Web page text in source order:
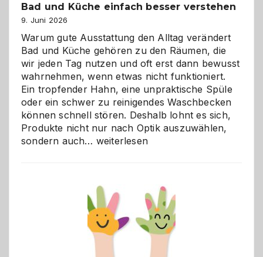
Bad und Küche einfach besser verstehen
9. Juni 2026
Warum gute Ausstattung den Alltag verändert
Bad und Küche gehören zu den Räumen, die
wir jeden Tag nutzen und oft erst dann bewusst
wahrnehmen, wenn etwas nicht funktioniert.
Ein tropfender Hahn, eine unpraktische Spüle
oder ein schwer zu reinigendes Waschbecken
können schnell stören. Deshalb lohnt es sich,
Produkte nicht nur nach Optik auszuwählen,
sondern auch… Bad
besser
verstehen
weiterlesen